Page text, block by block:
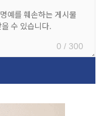
0 / 300